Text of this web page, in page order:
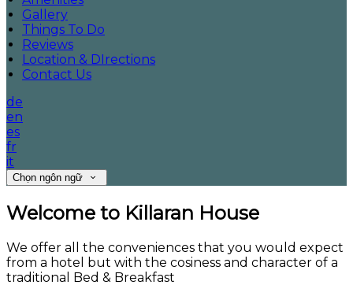
Gallery
Things To Do
Reviews
Location & DIrections
Contact Us
de
en
es
fr
it
Chọn ngôn ngữ
Welcome to Killaran House
We offer all the conveniences that you would expect
from a hotel but with the cosiness and character of a
traditional Bed & Breakfast